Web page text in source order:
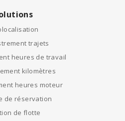
trajets
heures de travail
kilomètres
heures moteur
de réservation
de flotte